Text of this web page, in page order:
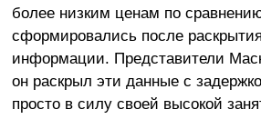
более низким ценам по
сформировались после
информации. Представители
он раскрыл эти данные с
просто в силу своей высокой